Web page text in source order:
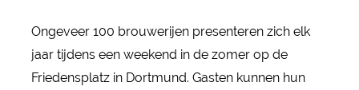
Ongeveer 100 brouwerijen presenteren zich elk
jaar tijdens een weekend in de zomer op de
Friedensplatz in Dortmund. Gasten kunnen hun